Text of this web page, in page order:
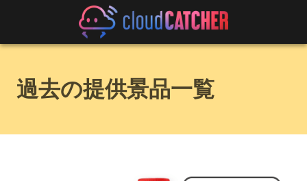
過去の提供景品一覧